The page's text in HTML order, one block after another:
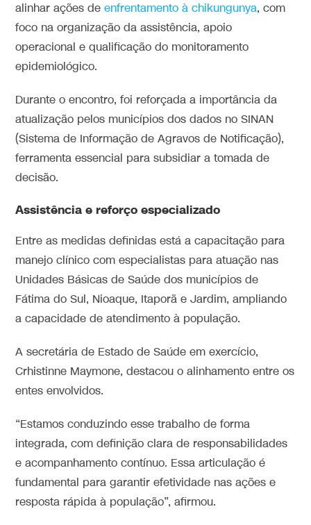
alinhar ações deenfrentamento à chikungunya, com
foco na organização da assistência, apoio
operacional e qualificação do monitoramento
epidemiológico.
Durante o encontro, foi reforçada a importância da
atualização pelos municípios dos dados no SINAN
(Sistema de Informação de Agravos de Notificação),
ferramenta essencial para subsidiar a tomada de
decisão.
Assistência e reforço especializado
Entre as medidas definidas está a capacitação para
manejo clínico com especialistas para atuação nas
Unidades Básicas de Saúde dos municípios de
Fátima do Sul, Nioaque, Itaporã e Jardim, ampliando
a capacidade de atendimento à população.
A secretária de Estado de Saúde em exercício,
Crhistinne Maymone, destacou o alinhamento entre os
entes envolvidos.
“Estamos conduzindo esse trabalho de forma
integrada, com definição clara de responsabilidades
e acompanhamento contínuo. Essa articulação é
fundamental para garantir efetividade nas ações e
resposta rápida à população”, afirmou.